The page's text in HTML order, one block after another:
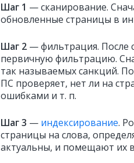
Шаг 1 —сканирование.
обновленные страницы в
Шаг 2 — фильтрация. После
первичную фильтрацию.
так называемых санкций.
ПС проверяет, нет ли на
ошибками и т. п.
Шаг 3 — индексирование.
страницы на слова,
актуальны, и помещают их